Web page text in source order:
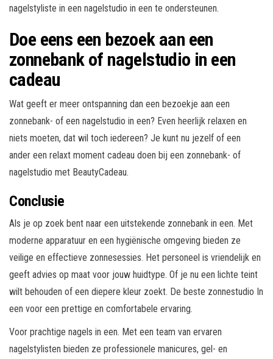
nagelstyliste in een nagelstudio in een te ondersteunen.
Doe eens een bezoek aan een
zonnebank of nagelstudio in een
cadeau
Wat geeft er meer ontspanning dan een bezoekje aan een
zonnebank- of een nagelstudio in een? Even heerlijk relaxen en
niets moeten, dat wil toch iedereen? Je kunt nu jezelf of een
ander een relaxt moment cadeau doen bij een zonnebank- of
nagelstudio met BeautyCadeau.
Conclusie
Als je op zoek bent naar een uitstekende zonnebank in een. Met
moderne apparatuur en een hygiënische omgeving bieden ze
veilige en effectieve zonnesessies. Het personeel is vriendelijk en
geeft advies op maat voor jouw huidtype. Of je nu een lichte teint
wilt behouden of een diepere kleur zoekt. De beste zonnestudio In
een voor een prettige en comfortabele ervaring.
Voor prachtige nagels in een. Met een team van ervaren
nagelstylisten bieden ze professionele manicures, gel- en